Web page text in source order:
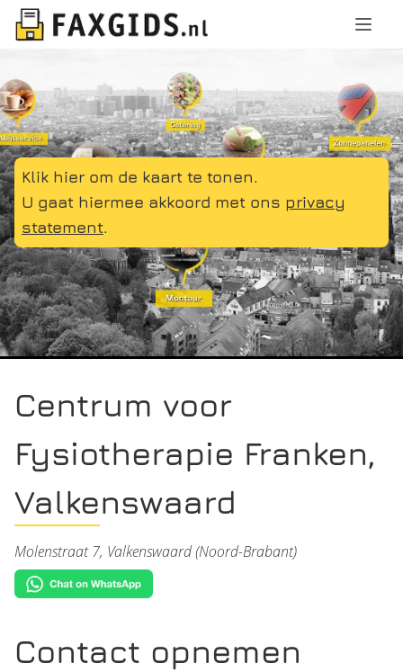
Klik hier om de kaart te tonen.
U gaat hiermee akkoord met ons privacy
statement.
Centrum voor
Fysiotherapie Franken,
Valkenswaard
Molenstraat 7, Valkenswaard (Noord-Brabant)
Contact opnemen